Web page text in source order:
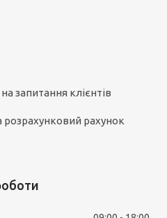
на запитання клієнтів
розрахунковий рахунок